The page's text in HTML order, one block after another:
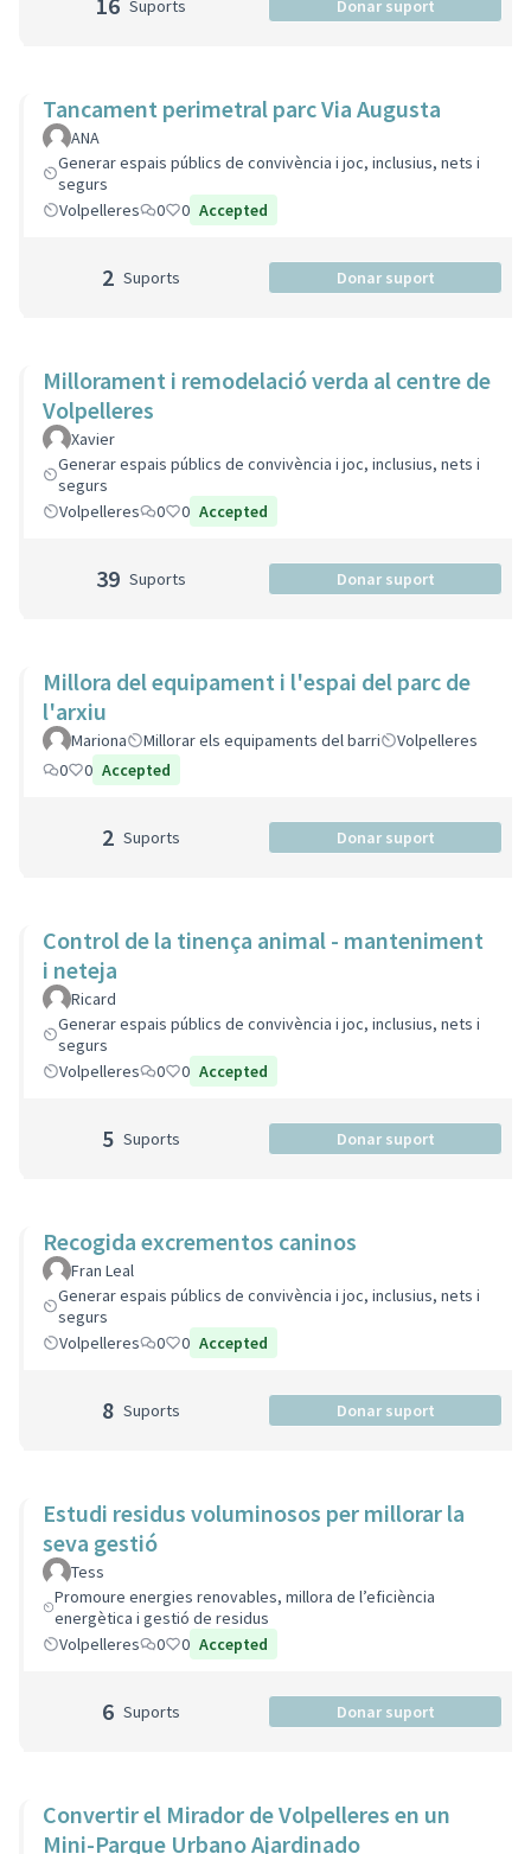
Suports Donar suport
Tancament perimetral parc Via Augusta
ANA
Generar espais públics de convivència i joc, inclusius, nets i
segurs
Volpelleres
0 0 Accepted
2 Suports Donar suport
Millorament i remodelació verda al centre de
Volpelleres
Xavier
Generar espais públics de convivència i joc, inclusius, nets i
segurs
Volpelleres
0 0 Accepted
39 Suports Donar suport
Millora del equipament i l'espai del parc de
l'arxiu
Mariona Millorar els equipaments del barri
Volpelleres
0
0 Accepted
2 Suports Donar suport
Control de la tinença animal - manteniment
i neteja
Ricard
Generar espais públics de convivència i joc, inclusius, nets i
segurs
Volpelleres
0 0 Accepted
5 Suports Donar suport
Recogida excrementos caninos
Fran Leal
Generar espais públics de convivència i joc, inclusius, nets i
segurs
Volpelleres
0 0 Accepted
8 Suports Donar suport
Estudi residus voluminosos per millorar la
seva gestió
Tess
Promoure energies renovables, millora de l’eficiència
energètica i gestió de residus
Volpelleres
0 0 Accepted
6 Suports Donar suport
Convertir el Mirador de Volpelleres en un
Mini-Parque Urbano Ajardinado